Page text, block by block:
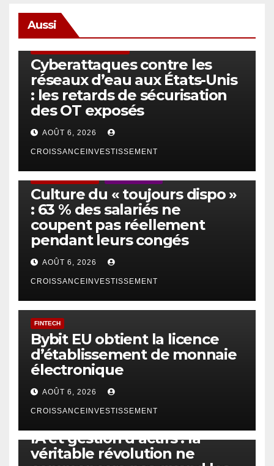
Aussi
Cyberattaques contre les
réseaux d’eau aux États-Unis
: les retards de sécurisation
des OT exposés
AOÛT 6, 2026
CROISSANCEINVESTISSEMENT
Culture du « toujours dispo »
: 63 % des salariés ne
coupent pas réellement
pendant leurs congés
AOÛT 6, 2026
CROISSANCEINVESTISSEMENT
FINTECH
Bybit EU obtient la licence
d’établissement de monnaie
électronique
AOÛT 6, 2026
CROISSANCEINVESTISSEMENT
IA et gestion d’actifs : la
véritable révolution ne